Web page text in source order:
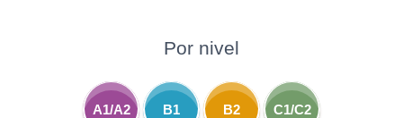
Por nivel
A1/A2 B1 B2 C1/C2